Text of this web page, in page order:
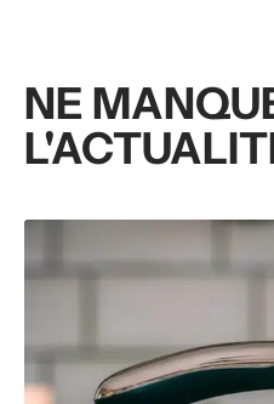
NE